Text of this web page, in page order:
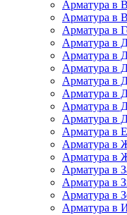
Арматура в
Арматура в
Арматура в
Арматура в
Арматура в
Арматура в
Арматура в
Арматура в
Арматура в
Арматура в
Арматура в
Арматура в
Арматура в
Арматура в
Арматура в
Арматура в
Арматура в